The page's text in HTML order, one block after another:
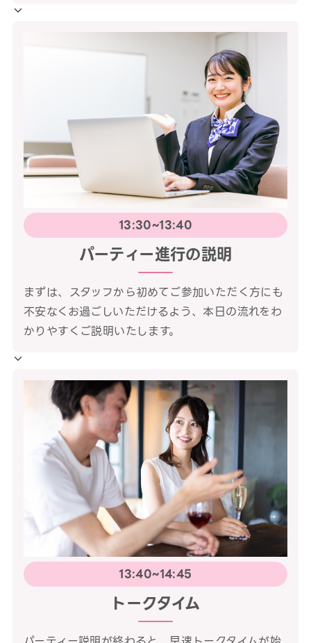
13:30~13:40
パーティー進行の説明
まずは、スタッフから初めてご参加いただく方にも
不安なくお過ごしいただけるよう、本日の流れをわ
かりやすくご説明いたします。
13:40~14:45
トークタイム